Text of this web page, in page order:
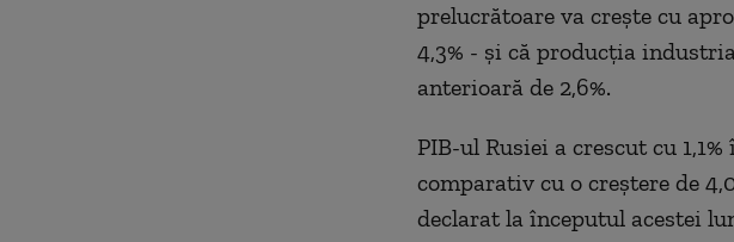
prelucrătoare va creşte cu
4,3% - şi că producţia
anterioară de 2,6%.
PIB-ul Rusiei a crescut cu
comparativ cu o creştere de
declarat la începutul acestei